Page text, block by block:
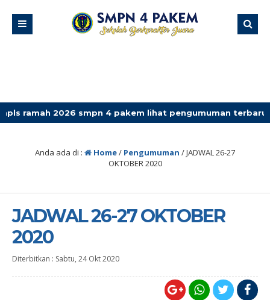
smpn 4 pakem lihat pengumuman terbaru
Anda ada di : Home/ Pengumuman /JADWAL 26-27
OKTOBER 2020
JADWAL 26-27 OKTOBER
2020
Diterbitkan : Sabtu, 24 Okt 2020